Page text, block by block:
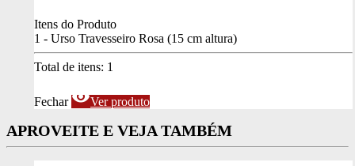
Itens do Produto
1 - Urso Travesseiro Rosa (15 cm altura)
Total de itens: 1
Fechar visibilityVer produto
APROVEITE E VEJA TAMBÉM